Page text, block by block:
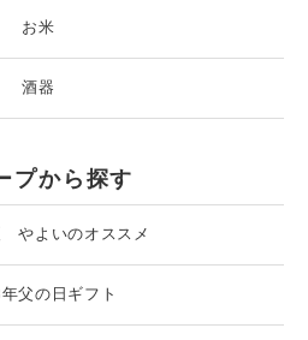
お米
酒器
プから探す
やよいのオススメ
父の日ギフト